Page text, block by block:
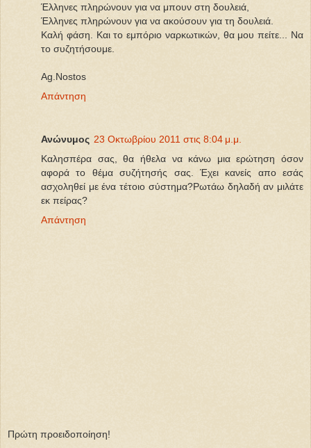
Έλληνες πληρώνουν για να μπουν στη δουλειά,
Έλληνες πληρώνουν για να ακούσουν για τη δουλειά.
Καλή φάση. Και το εμπόριο ναρκωτικών, θα μου πείτε... Να
το συζητήσουμε.
Ag.Nostos
Απάντηση
Ανώνυμος 23 Οκτωβρίου 2011 στις 8:04 μ.μ.
Καλησπέρα σας, θα ήθελα να κάνω μια ερώτηση όσον
αφορά το θέμα συζήτησής σας. Έχει κανείς απο εσάς
ασχοληθεί με ένα τέτοιο σύστημα?Ρωτάω δηλαδή αν μιλάτε
εκ πείρας?
Απάντηση
Πρώτη προειδοποίηση!